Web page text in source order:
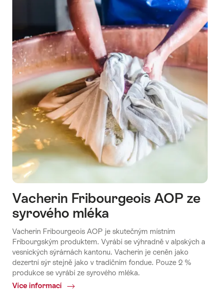
Vacherin Fribourgeois AOP ze
syrového mléka
Vacherin Fribourgeois AOP je skutečným místním
Fribourgským produktem. Vyrábí se výhradně v alpských a
vesnických sýrárnách kantonu. Vacherin je ceněn jako
dezertní sýr stejně jako v tradičním fondue. Pouze 2 %
produkce se vyrábí ze syrového mléka.
Více informací
Common.Of